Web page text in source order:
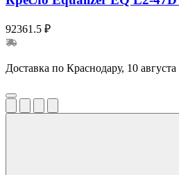
92361.5 ₽
Доставка по Краснодару, 10 августа